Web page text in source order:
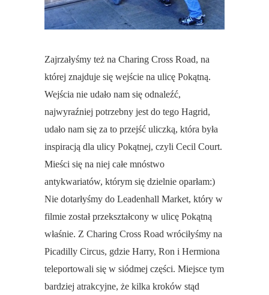
Zajrzałyśmy też na Charing Cross Road, na
której znajduje się wejście na ulicę Pokątną.
Wejścia nie udało nam się odnaleźć,
najwyraźniej potrzebny jest do tego Hagrid,
udało nam się za to przejść uliczką, która była
inspiracją dla ulicy Pokątnej, czyli Cecil Court.
Mieści się na niej całe mnóstwo
antykwariatów, którym się dzielnie oparłam:)
Nie dotarłyśmy do Leadenhall Market, który w
filmie został przekształcony w ulicę Pokątną
właśnie. Z Charing Cross Road wróciłyśmy na
Picadilly Circus, gdzie Harry, Ron i Hermiona
teleportowali się w siódmej części. Miejsce tym
bardziej atrakcyjne, że kilka kroków stąd